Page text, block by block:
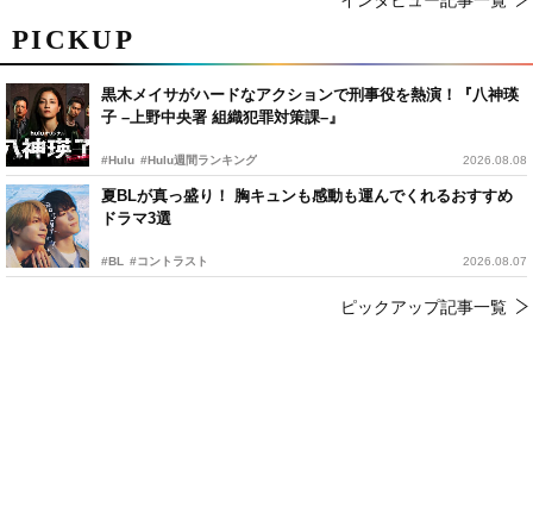
PICKUP
黒木メイサがハードなアクションで刑事役を熱演！『八神瑛
子 –上野中央署 組織犯罪対策課–』
#Hulu #Hulu週間ランキング 2026.08.08
夏BLが真っ盛り！ 胸キュンも感動も運んでくれるおすすめ
ドラマ3選
#BL #コントラスト 2026.08.07
ピックアップ記事一覧